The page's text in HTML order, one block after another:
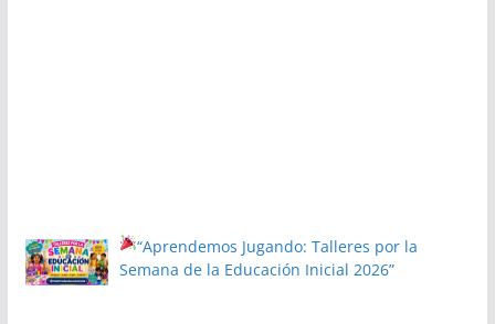
“Aprendemos Jugando: Talleres por la
Semana de la Educación Inicial 2026”